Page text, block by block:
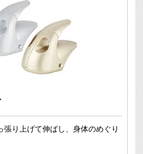
張り上げて伸ばし、身体のめぐり